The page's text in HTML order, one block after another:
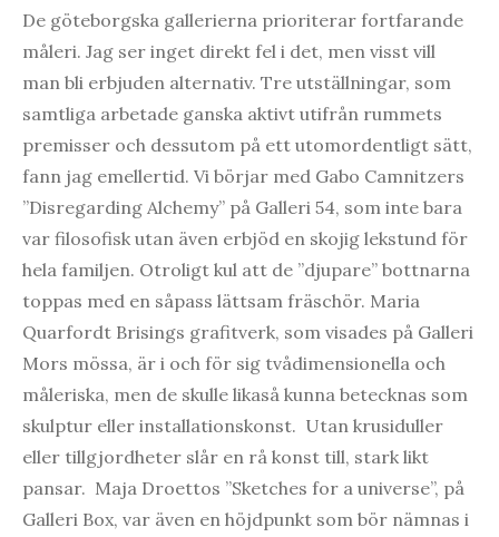
De göteborgska gallerierna prioriterar fortfarande
måleri. Jag ser inget direkt fel i det, men visst vill
man bli erbjuden alternativ. Tre utställningar, som
samtliga arbetade ganska aktivt utifrån rummets
premisser och dessutom på ett utomordentligt sätt,
fann jag emellertid. Vi börjar med Gabo Camnitzers
”Disregarding Alchemy” på Galleri 54, som inte bara
var filosofisk utan även erbjöd en skojig lekstund för
hela familjen. Otroligt kul att de ”djupare” bottnarna
toppas med en såpass lättsam fräschör. Maria
Quarfordt Brisings grafitverk, som visades på Galleri
Mors mössa, är i och för sig tvådimensionella och
måleriska, men de skulle likaså kunna betecknas som
skulptur eller installationskonst. Utan krusiduller
eller tillgjordheter slår en rå konst till, stark likt
pansar. Maja Droettos ”Sketches for a universe”, på
Galleri Box, var även en höjdpunkt som bör nämnas i